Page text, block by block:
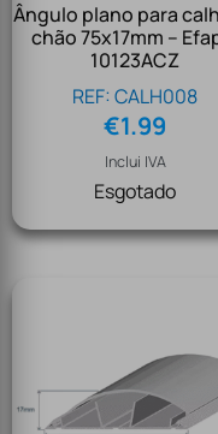
Ângulo plano para
chão 75x17mm –
10123ACZ
REF: CALH008
€1.99
Inclui IVA
Esgotado